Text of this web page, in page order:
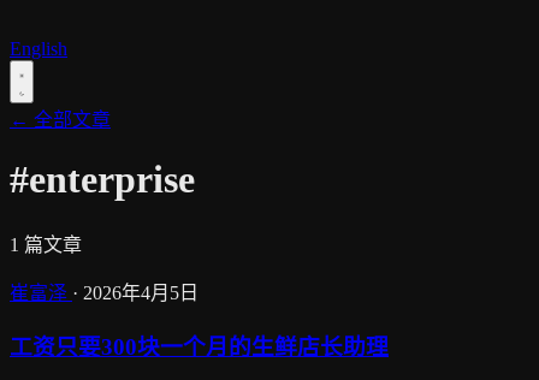
English
← 全部文章
#enterprise
1 篇文章
崔富泽 · 2026年4月5日
工资只要300块一个月的生鲜店长助理